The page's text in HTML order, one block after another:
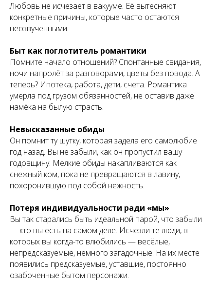
Любовь не исчезает в вакууме. Её вытесняют
конкретные причины, которые часто остаются
неозвученными.
Быт как поглотитель романтики
Помните начало отношений? Спонтанные свидания,
ночи напролёт за разговорами, цветы без повода. А
теперь? Ипотека, работа, дети, счета. Романтика
умерла под грузом обязанностей, не оставив даже
намёка на былую страсть.
Невысказанные обиды
Он помнит ту шутку, которая задела его самолюбие
год назад. Вы не забыли, как он пропустил вашу
годовщину. Мелкие обиды накапливаются как
снежный ком, пока не превращаются в лавину,
похоронившую под собой нежность.
Потеря индивидуальности ради «мы»
Вы так старались быть идеальной парой, что забыли
— кто вы есть на самом деле. Исчезли те люди, в
которых вы когда-то влюбились — весёлые,
непредсказуемые, немного загадочные. На их месте
появились предсказуемые, уставшие, постоянно
озабоченные бытом персонажи.